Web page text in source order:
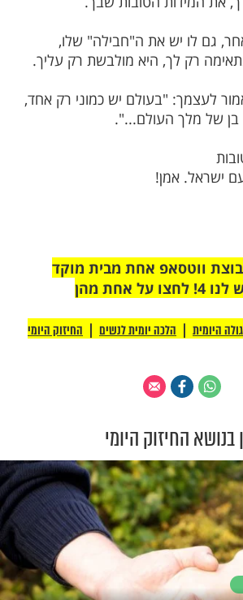
מישהו אחר, להיוולד בארץ
פנים שונים, גוף אחר
אחר אתה מאבד את מי
האמיתית שלך, זו לשמה
ולא מספקים.
את מי שאתה, את
הטובות שבך.
את ה"חבילה" שלו,
היא מולבשת רק עליך.
"בעולם יש כמוני רק אחד,
העולם...".
אמן!